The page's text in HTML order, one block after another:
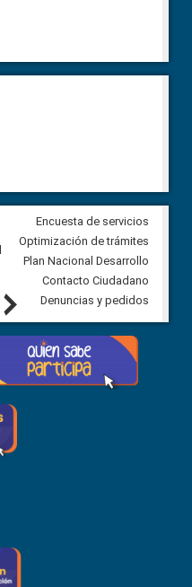
Veeduría Ciudadana para
construcción del asfaltado de
Ballenita del cantón Santa
7 agosto, 2026
Next
Encuesta de servicios
Optimización de trámites
Plan Nacional Desarrollo
Contacto Ciudadano
Denuncias y pedidos